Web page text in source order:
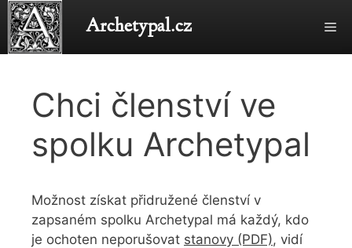
Přeskočit
na
obsah
Archetypal.cz
Chci členství ve
spolku Archetypal
Možnost získat přidružené členství v
zapsaném spolku Archetypal má každý, kdo
je ochoten neporušovat stanovy (PDF), vidí